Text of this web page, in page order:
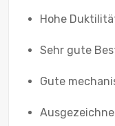
Hohe
Sehr gute
Gute